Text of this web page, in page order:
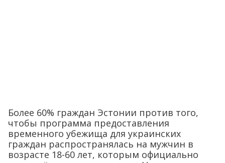
Более 60% граждан Эстонии против того,
чтобы программа предоставления
временного убежища для украинских
граждан распространялась на мужчин в
возрасте 18-60 лет, которым официально